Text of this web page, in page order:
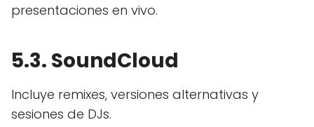
presentaciones en vivo.
5.3. SoundCloud
Incluye remixes, versiones alternativas y
sesiones de DJs.